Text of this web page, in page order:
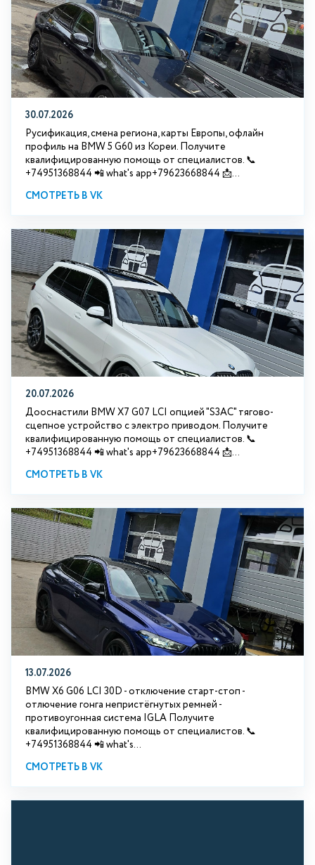
30.07.2026
Русификация, смена региона, карты Европы, офлайн
профиль на BMW 5 G60 из Кореи. Получите
квалифицированную помощь от специалистов. 📞
+74951368844 📲 what's app+79623668844 📩...
СМОТРЕТЬ В VK
20.07.2026
Дооснастили BMW Х7 G07 LCI опцией "S3АС" тягово-
сцепное устройство с электро приводом. Получите
квалифицированную помощь от специалистов. 📞
+74951368844 📲 what's app+79623668844 📩...
СМОТРЕТЬ В VK
13.07.2026
BMW X6 G06 LCI 30D - отключение старт-стоп -
отлючение гонга непристёгнутых ремней -
противоугонная система IGLA Получите
квалифицированную помощь от специалистов. 📞
+74951368844 📲 what's...
СМОТРЕТЬ В VK